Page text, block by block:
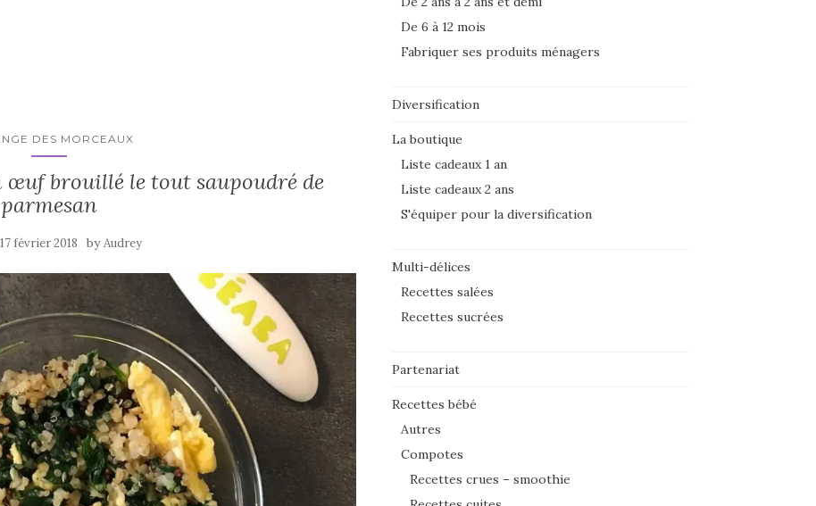
DES MORCEAUX
œuf brouillé le tout saupoudré de
parmesan
17 février 2018 byAudrey
De 6 à 12 mois
Fabriquer ses produits ménagers
Diversification
La boutique
Liste cadeaux 1 an
Liste cadeaux 2 ans
S'équiper pour la diversification
Multi-délices
Recettes salées
Recettes sucrées
Partenariat
Recettes bébé
Autres
Compotes
Recettes crues – smoothie